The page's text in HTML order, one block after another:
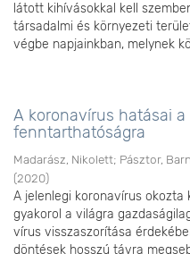
látott kihívásokkal kell
társadalmi és környezeti
végbe napjainkban, melynek
A koronavírus hatásai
fenntarthatóságra
Madarász, Nikolett; Pásztor,
(2020)
A jelenlegi koronavírus
gyakorol a világra
vírus visszaszorítása
döntések hosszú távra